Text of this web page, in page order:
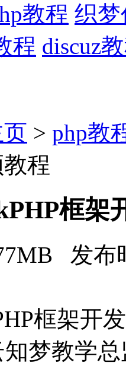
教程 织
程 discuz
> php教
程
框架
发
框架开
教学总